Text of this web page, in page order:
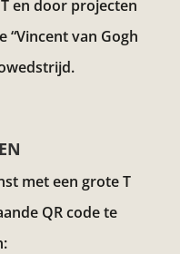
en door projecten
“Vincent van Gogh
met een grote T
QR code te